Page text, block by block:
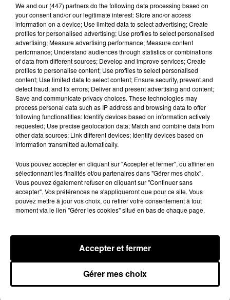
champs et de sous-bois ont été déclenchés dans le
secteur de Fontaine-les-Côteaux, Montoire et Lunay.
Grâce...
A LA UNE Voir plus
Loir-et-Cher : un pyromane interpellé grâce
au sang-froid des...
champs et de sous-bois ont été déclenchés dans le
secteur de Fontaine-les-Côteaux, Montoire et Lunay.
Grâce...
LE GRAND FORMAT Voir plus
We and our (447) partnersdo the following data processing based on
your consent and/or our legitimate interest: Store and/or access
information on a device; Use limited data to select advertising; Create
profiles for personalised advertising; Use profiles to select personalised
advertising; Measure advertising performance; Measure content
performance; Understand audiences through statistics or combinations
of data from different sources; Develop and improve services; Create
profiles to personalise content; Use profiles to select personalised
content; Use limited data to select content; Ensure security, prevent and
detect fraud, and fix errors; Deliver and present advertising and content;
Save and communicate privacy choices. These technologies may
process personal data such as IP address and browsing data to offer
following functionalities: Identify devices based on information actively
requested; Use precise geolocation data; Match and combine data from
other data sources; Link different devices; Identify devices based on
information transmitted automatically.
Vous pouvez accepter en cliquant sur "Accepter et fermer", ou affiner en
sélectionnant les finalités et/ou partenaires dans "Gérer mes choix".
Vous pouvez également refuser en cliquant sur "Continuer sans
accepter". Vos préférences ne s'appliqueront que pour ce site. Vous
pouvez mettre à jour vos choix, ou retirer votre consentement à tout
moment via le lien "Gérer les cookies" situé en bas de chaque page.
Gérer mes choix
Accepter et fermer